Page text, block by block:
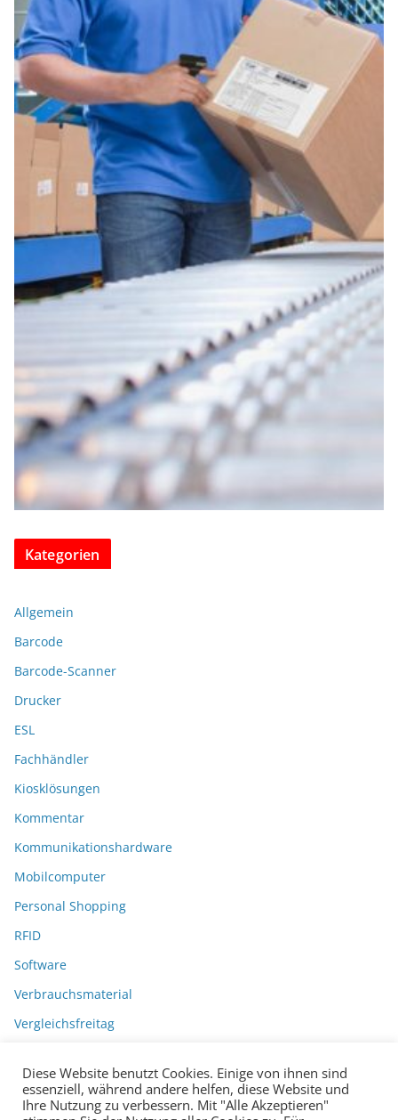
Kategorien
Allgemein
Barcode
Barcode-Scanner
Drucker
ESL
Fachhändler
Kiosklösungen
Kommentar
Kommunikationshardware
Mobilcomputer
Personal Shopping
RFID
Software
Verbrauchsmaterial
Vergleichsfreitag
Diese Website benutzt Cookies. Einige von ihnen sind
essenziell, während andere helfen, diese Website und
Ihre Nutzung zu verbessern. Mit "Alle Akzeptieren"